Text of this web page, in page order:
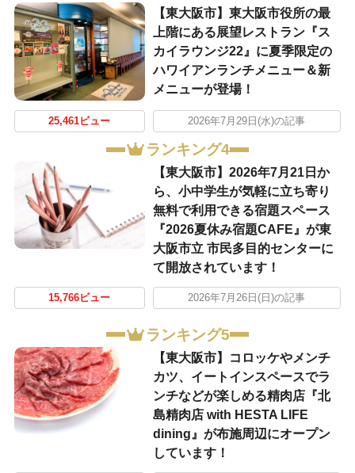
【東大阪市】東大阪市役所の最
上階にある展望レストラン『ス
カイラウンジ22』に夏季限定の
ハワイアンランチメニュー＆新
メニューが登場！
25,461ビュー 2026年7月29日(水)の記事
ランキング4
【東大阪市】2026年7月21日か
ら、小中学生が気軽に立ち寄り
無料で利用できる宿題スペース
『2026夏休み宿題CAFE』が東
大阪市立 市民多目的センターに
て開放されています！
15,766ビュー 2026年7月26日(日)の記事
ランキング5
【東大阪市】コロッケやメンチ
カツ、イートインスペースでラ
ンチなどが楽しめる精肉店『北
島精肉店 with HESTA LIFE
dining』が布施周辺にオープン
しています！